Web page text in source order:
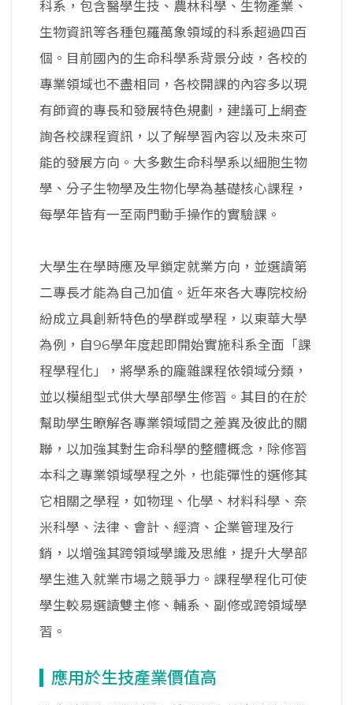
科系，包含醫學生技、農林科學、生物產業、
生物資訊等各種包羅萬象領域的科系超過四百
個。目前國內的生命科學系背景分歧，各校的
專業領域也不盡相同，各校開課的內容多以現
有師資的專長和發展特色規劃，建議可上網查
詢各校課程資訊，以了解學習內容以及未來可
能的發展方向。大多數生命科學系以細胞生物
學、分子生物學及生物化學為基礎核心課程，
每學年皆有一至兩門動手操作的實驗課。
大學生在學時應及早鎖定就業方向，並選讀第
二專長才能為自己加值。近年來各大專院校紛
紛成立具創新特色的學群或學程，以東華大學
為例，自96學年度起即開始實施科系全面「課
程學程化」，將學系的龐雜課程依領域分類，
並以模組型式供大學部學生修習。其目的在於
幫助學生瞭解各專業領域間之差異及彼此的關
聯，以加強其對生命科學的整體概念，除修習
本科之專業領域學程之外，也能彈性的選修其
它相關之學程，如物理、化學、材料科學、奈
米科學、法律、會計、經濟、企業管理及行
銷，以增強其跨領域學識及思維，提升大學部
學生進入就業市場之競爭力。課程學程化可使
學生較易選讀雙主修、輔系、副修或跨領域學
習。
應用於生技產業價值高